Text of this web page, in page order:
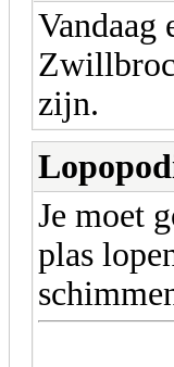
Vandaag
zijn.
Je moet
plas